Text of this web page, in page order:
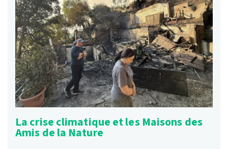
La crise climatique et les Maisons des
Amis de la Nature